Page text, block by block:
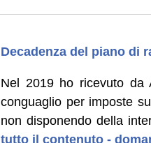
Decadenza del piano di
Nel 2019 ho ricevuto
conguaglio per imposte
non disponendo della
tutto il contenuto -